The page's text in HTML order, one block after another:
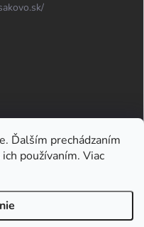
Ďalším prechádzaním
používaním. Viac